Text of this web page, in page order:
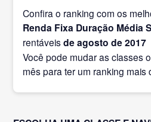
Confira o ranking com os
Renda Fixa Duração Média
rentáveisde agosto de 2017
Você pode mudar as classes
mês para ter um ranking mais